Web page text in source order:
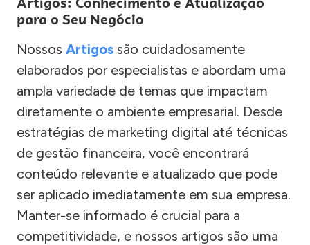
para o Seu Negócio
Nossos Artigos são cuidadosamente
elaborados por especialistas e abordam uma
ampla variedade de temas que impactam
diretamente o ambiente empresarial. Desde
estratégias de marketing digital até técnicas
de gestão financeira, você encontrará
conteúdo relevante e atualizado que pode
ser aplicado imediatamente em sua empresa.
Manter-se informado é crucial para a
competitividade, e nossos artigos são uma